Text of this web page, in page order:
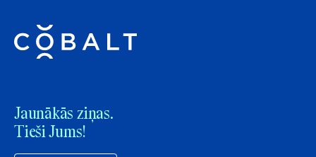
Jaunākās ziņas.
Tieši Jums!